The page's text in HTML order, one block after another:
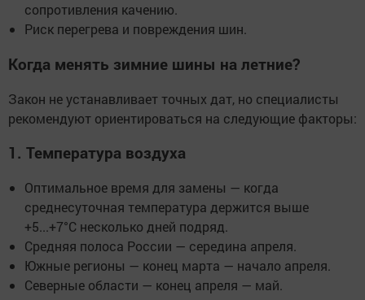
сопротивления качению.
Риск перегрева и повреждения шин.
Когда менять зимние шины на летние?
Закон не устанавливает точных дат, но специалисты
рекомендуют ориентироваться на следующие факторы:
1. Температура воздуха
Оптимальное время для замены — когда
среднесуточная температура держится выше
+5...+7°C несколько дней подряд.
Средняя полоса России — середина апреля.
Южные регионы — конец марта — начало апреля.
Северные области — конец апреля — май.